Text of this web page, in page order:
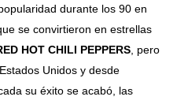
durante los 90 en
se convirtieron en estrellas
HOT CHILI PEPPERS, pero
Unidos y desde
su éxito se acabó, las